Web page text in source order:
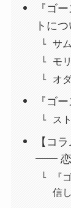
『ゴ
トに
サ
モ
オ
『ゴ
ス
【コ
━━ 恋
『
信